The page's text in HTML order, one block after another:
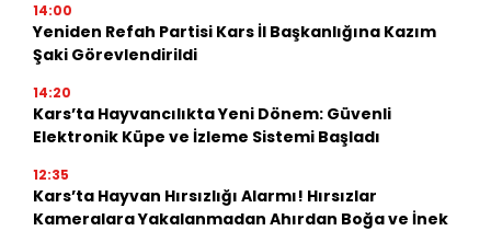
14:00
Yeniden Refah Partisi Kars İl Başkanlığına Kazım
Şaki Görevlendirildi
14:20
Kars’ta Hayvancılıkta Yeni Dönem: Güvenli
Elektronik Küpe ve İzleme Sistemi Başladı
12:35
Kars’ta Hayvan Hırsızlığı Alarmı! Hırsızlar
Kameralara Yakalanmadan Ahırdan Boğa ve İnek